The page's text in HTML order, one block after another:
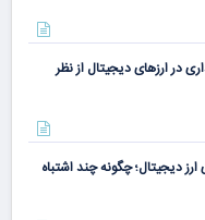
در ارزهای دیجیتال از نظر
ارز دیجیتال؛ چگونه چند اشتباه